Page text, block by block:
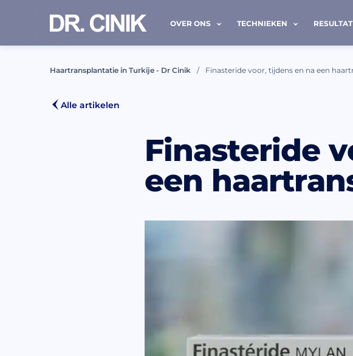
OVER ONS TECHNIEKEN
Naam*
Haartransplantatie in Turkije - Dr Cinik Finasteride voor, tijdens en na een
Alle artikelen
Finasteride
een